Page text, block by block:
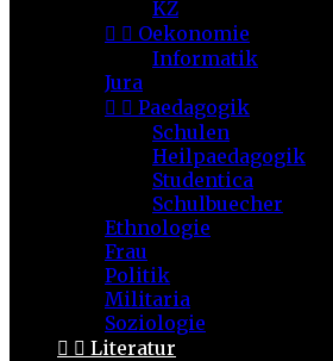
KZ
  Oekonomie
Informatik
Jura
  Paedagogik
Schulen
Heilpaedagogik
Studentica
Schulbuecher
Ethnologie
Frau
Politik
Militaria
Soziologie
  Literatur